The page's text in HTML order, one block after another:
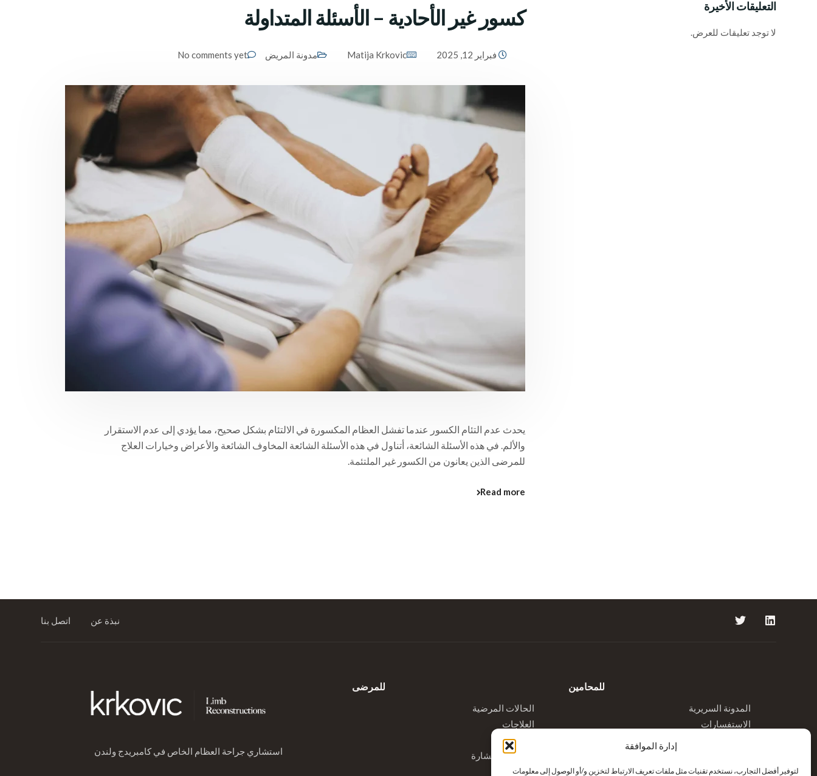
إدارة الموافقة
لتوفير أفضل التجارب، نستخدم تقنيات مثل ملفات تعريف الارتباط لتخزين و/أو الوصول إلى معلومات
كسور غير الأحادية – الأسئلة المتداولة
فبراير 12, 2025 Matija Krkovic مدونة المريض No comments yet
يحدث عدم التئام الكسور عندما تفشل العظام المكسورة في الالتئام بشكل صحيح، مما يؤدي إلى عدم الاستقرار
والألم. في هذه الأسئلة الشائعة، أتناول في هذه الأسئلة الشائعة المخاوف الشائعة والأعراض وخيارات العلاج
للمرضى الذين يعانون من الكسور غير الملتئمة.
Read more
التعليقات الأخيرة
لا توجد تعليقات للعرض.
نبذة عن اتصل بنا
استشاري جراحة العظام الخاص في كامبريدج ولندن
للمرضى
الحالات المرضية
العلاجات
الممارسات
رسوم الاستشارة
للمحامين
المدونة السريرية
الاستفسارات